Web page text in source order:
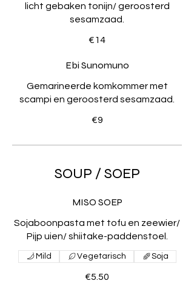
licht gebaken tonijn/ geroosterd
sesamzaad.
€14
Ebi Sunomuno
Gemarineerde komkommer met
scampi en geroosterd sesamzaad.
€9
SOUP / SOEP
MISO SOEP
Sojaboonpasta met tofu en zeewier/
Pijp uien/ shiitake-paddenstoel.
€5.50
Mild Vegetarisch Soja